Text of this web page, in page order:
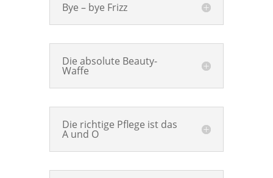
Bye – bye Frizz
Die absolute Beauty-
Waffe
Die richtige Pflege ist das
A und O